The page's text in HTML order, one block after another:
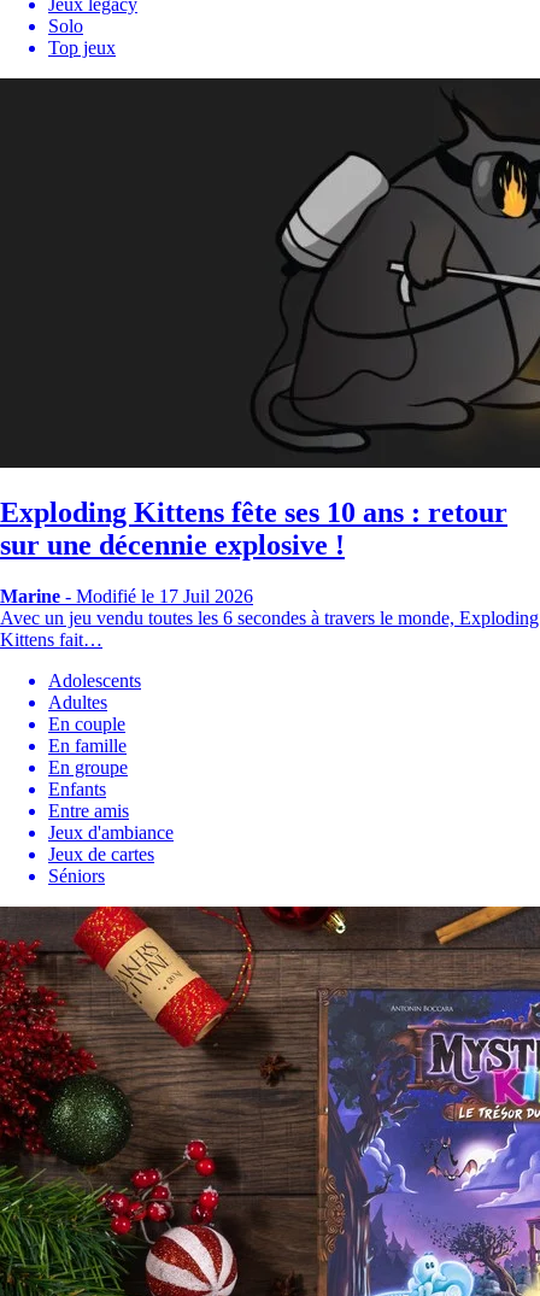
Jeux legacy
Solo
Top jeux
Exploding Kittens fête ses 10 ans : retour
sur une décennie explosive !
Marine - Modifié le 17 Juil 2026
Avec un jeu vendu toutes les 6 secondes à travers le monde, Exploding
Kittens fait…
Adolescents
Adultes
En couple
En famille
En groupe
Enfants
Entre amis
Jeux d'ambiance
Jeux de cartes
Séniors